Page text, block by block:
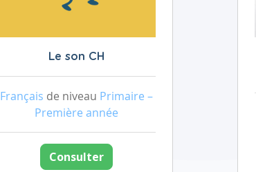
Le son CH
Français de niveau Primaire –
Première année
Consulter